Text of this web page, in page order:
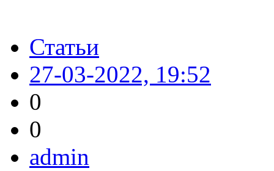
Статьи
27-03-2022, 19:52
0
0
admin